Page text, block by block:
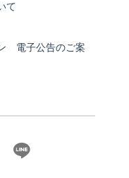
て
電子公告のご案